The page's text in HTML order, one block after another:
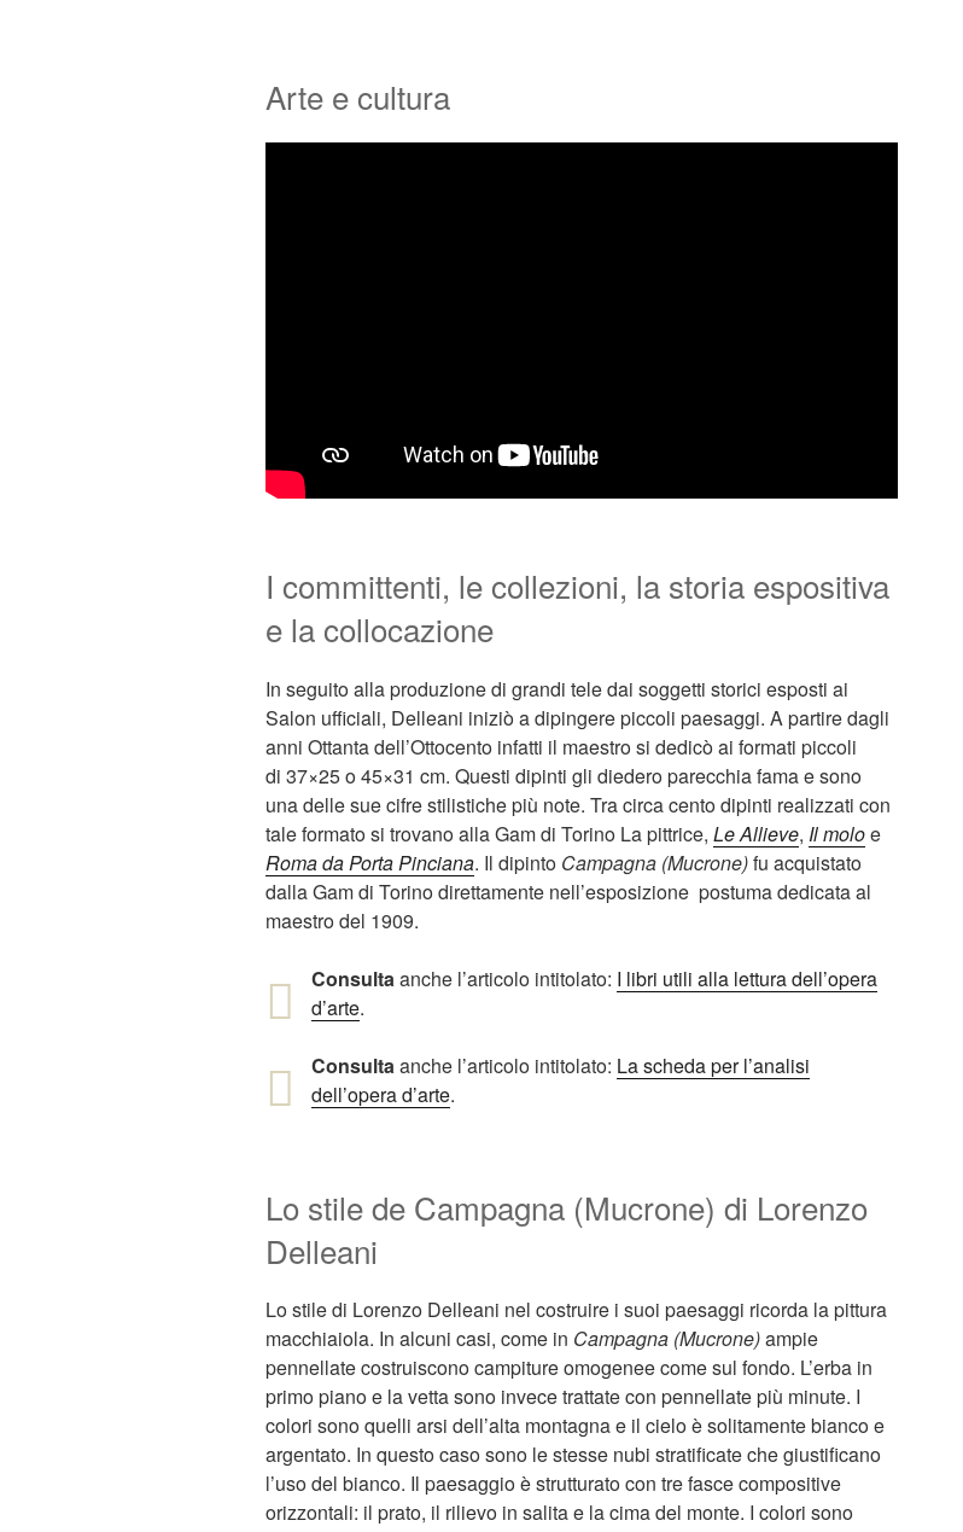
Arte e cultura
I committenti, le collezioni, la storia espositiva
e la collocazione
In seguito alla produzione di grandi tele dai soggetti storici esposti ai
Salon ufficiali, Delleani iniziò a dipingere piccoli paesaggi. A partire dagli
anni Ottanta dell’Ottocento infatti il maestro si dedicò ai formati piccoli
di 37×25 o 45×31 cm. Questi dipinti gli diedero parecchia fama e sono
una delle sue cifre stilistiche più note. Tra circa cento dipinti realizzati con
tale formato si trovano alla Gam di Torino La pittrice, Le Allieve, Il moloe
Roma da Porta Pinciana. Il dipinto Campagna (Mucrone)fu acquistato
dalla Gam di Torino direttamente nell’esposizione postuma dedicata al
maestro del 1909.
Consultaanche l’articolo intitolato: I libri utili alla lettura dell’opera
d’arte.
Consultaanche l’articolo intitolato: La scheda per l’analisi
dell’opera d’arte.
Lo stile de Campagna (Mucrone) di Lorenzo
Delleani
Lo stile di Lorenzo Delleani nel costruire i suoi paesaggi ricorda la pittura
macchiaiola. In alcuni casi, come in Campagna (Mucrone)ampie
pennellate costruiscono campiture omogenee come sul fondo. L’erba in
primo piano e la vetta sono invece trattate con pennellate più minute. I
colori sono quelli arsi dell’alta montagna e il cielo è solitamente bianco e
argentato. In questo caso sono le stesse nubi stratificate che giustificano
l’uso del bianco. Il paesaggio è strutturato con tre fasce compositive
orizzontali: il prato, il rilievo in salita e la cima del monte. I colori sono